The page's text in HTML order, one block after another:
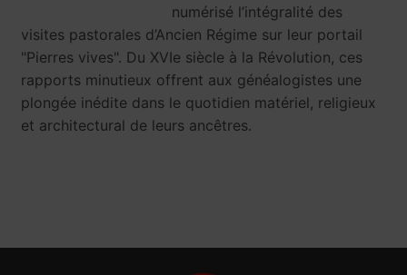
numérisé l’intégralité des
visites pastorales d’Ancien Régime sur leur portail
"Pierres vives". Du XVIe siècle à la Révolution, ces
rapports minutieux offrent aux généalogistes une
plongée inédite dans le quotidien matériel, religieux
et architectural de leurs ancêtres.